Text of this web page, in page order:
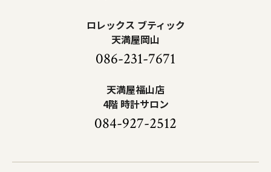
ロレックス ブティック
天満屋岡山
086-231-7671
天満屋福山店
4階 時計サロン
084-927-2512